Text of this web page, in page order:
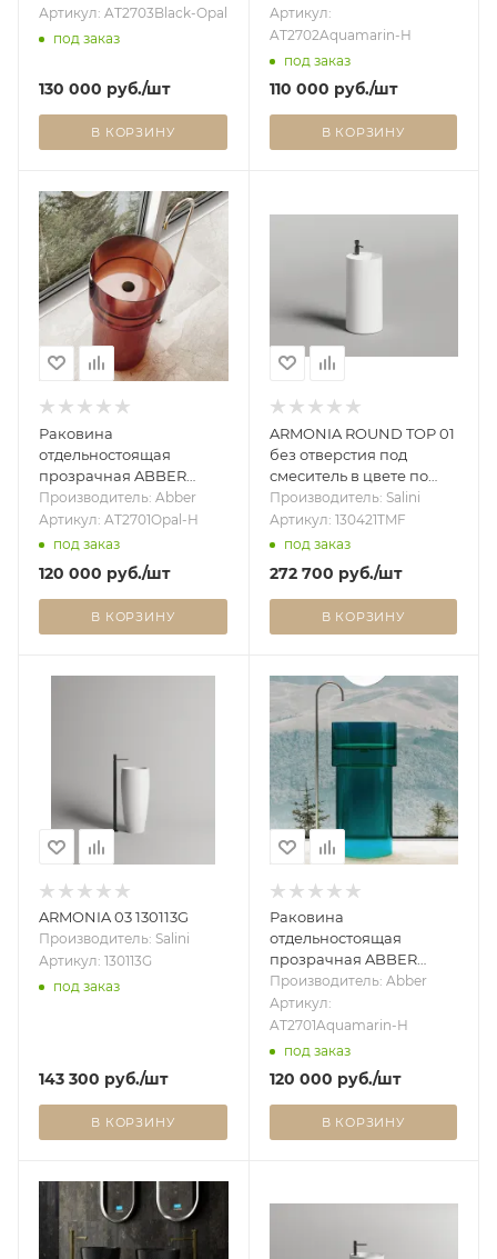
черный/коричневый
Артикул: AT2703Black-Opal
под заказ
130 000 руб./шт
В КОРЗИНУ
AT2702Aquamarin-H
бирюзовая
Артикул:
AT2702Aquamarin-H
под заказ
110 000 руб./шт
В КОРЗИНУ
Раковина
отдельностоящая
прозрачная ABBER
Kristall AT2701Opal-H
коричневая
Производитель: Abber
Артикул: AT2701Opal-H
под заказ
120 000 руб./шт
В КОРЗИНУ
ARMONIA ROUND TOP 01
без отверстия под
смеситель в цвете по
RAL покраска по RAL
полностью 130421TMF
Производитель: Salini
Артикул: 130421TMF
под заказ
272 700 руб./шт
В КОРЗИНУ
ARMONIA 03 130113G
Производитель: Salini
Артикул: 130113G
под заказ
143 300 руб./шт
В КОРЗИНУ
Раковина
отдельностоящая
прозрачная ABBER
Kristall
AT2701Aquamarin-H
бирюзовая
Производитель: Abber
Артикул:
AT2701Aquamarin-H
под заказ
120 000 руб./шт
В КОРЗИНУ